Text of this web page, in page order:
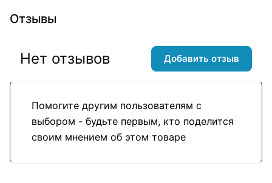
Отзывы
Помогите другим пользователям с
выбором - будьте первым, кто поделится
своим мнением об этом товаре
Нет отзывов Добавить отзыв